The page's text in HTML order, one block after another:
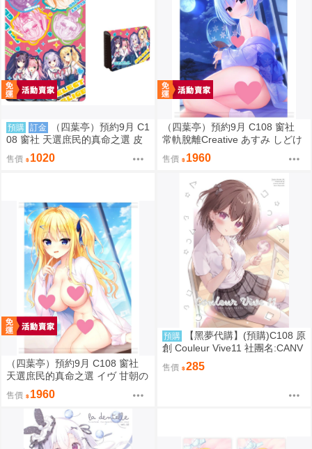
預購 訂金
（四葉亭）預約9月 C1
08 窗社 天選庶民的真命之選 皮
革製名片夾 0814
售價 1020
（四葉亭）預約9月 C108 窗社
常軌脫離Creative あすみ しどけ
ない浴衣ver B1&B2掛軸 0814
售價 1960
（四葉亭）預約9月 C108 窗社
天選庶民的真命之選 イヴ 甘朝の
彼シャツver B1&B2掛軸 0814
售價 1960
預購
【黑夢代購】(預購)C108 原
創 Couleur Vive11 社團名:CANV
AS+GARDEN 繪師:宮坂みゆ
售價 285